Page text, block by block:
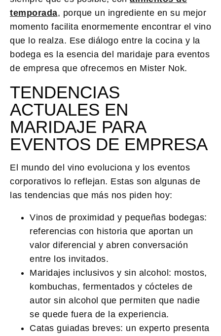
temporada, porque un ingrediente en su mejor
momento facilita enormemente encontrar el vino
que lo realza. Ese diálogo entre la cocina y la
bodega es la esencia del maridaje para eventos
de empresa que ofrecemos en Mister Nok.
TENDENCIAS
ACTUALES EN
MARIDAJE PARA
EVENTOS DE EMPRESA
El mundo del vino evoluciona y los eventos
corporativos lo reflejan. Estas son algunas de
las tendencias que más nos piden hoy:
Vinos de proximidad y pequeñas bodegas:
referencias con historia que aportan un
valor diferencial y abren conversación
entre los invitados.
Maridajes inclusivos y sin alcohol: mostos,
kombuchas, fermentados y cócteles de
autor sin alcohol que permiten que nadie
se quede fuera de la experiencia.
Catas guiadas breves: un experto presenta